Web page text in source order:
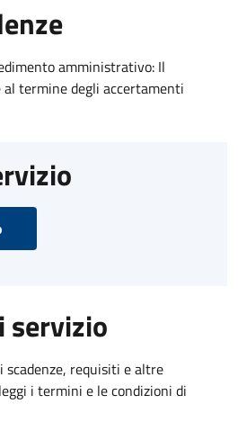
amministrativo: Il
termine degli accertamenti
servizio
scadenze, requisiti e altre
i termini e le condizioni di